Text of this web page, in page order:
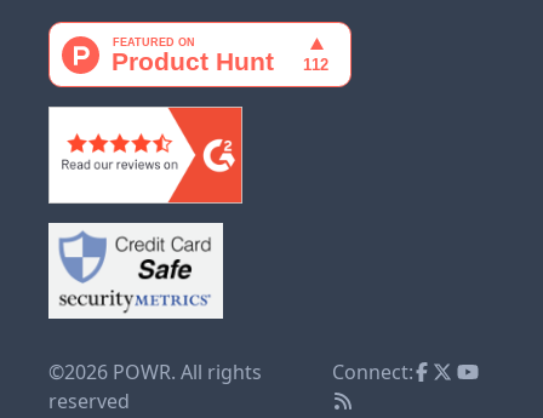
©2026 POWR. All rights
reserved
Connect: